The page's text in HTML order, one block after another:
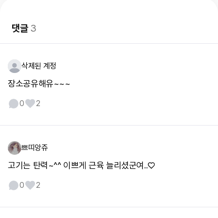
댓글3
삭제된 계정
장소공유해유~~~
0 2
쁘띠앙쥬
고기는 탄력~^^ 이쁘게 근육 늘리셨군여..♡
0 2